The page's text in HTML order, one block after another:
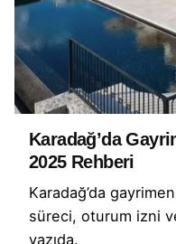
Karadağ’da
2025 Rehberi
Karadağ’da
süreci, oturum izni
yazıda.